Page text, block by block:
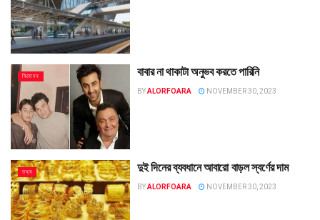
বিনোদন বাবার না থাকাটা অনুভব করতে পারিনি
BYALORFOARA NOVEMBER 30, 2023
তথ্য দুই দিনের ব্যবধানে আবারো বাড়ল স্বর্ণের দাম
BYALORFOARA NOVEMBER 30, 2023